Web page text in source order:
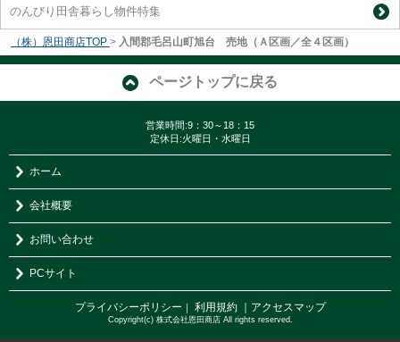
のんびり田舎暮らし物件特集
（株）恩田商店TOP > 入間郡毛呂山町旭台 売地（Ａ区画／全４区画）
ページトップに戻る
営業時間:9：30～18：15
定休日:火曜日・水曜日
ホーム
会社概要
お問い合わせ
PCサイト
プライバシーポリシー ｜ 利用規約 ｜アクセスマップ
Copyright(c) 株式会社恩田商店 All rights reserved.